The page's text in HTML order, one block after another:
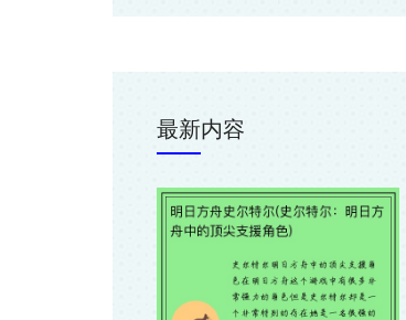
最新内容